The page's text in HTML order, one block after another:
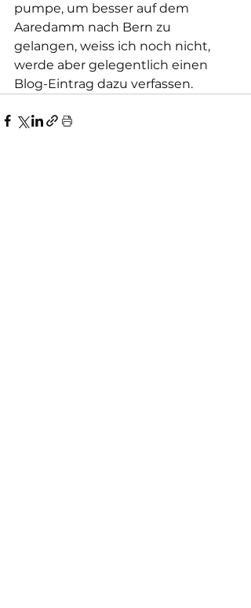
pumpe, um besser auf dem
Aaredamm nach Bern zu
gelangen, weiss ich noch nicht,
werde aber gelegentlich einen
Blog-Eintrag dazu verfassen.